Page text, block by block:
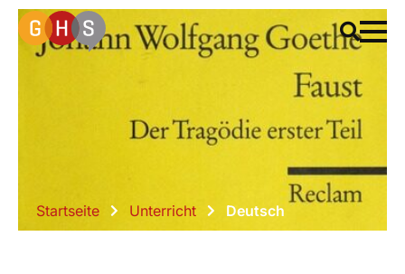
Startseite Unterricht Deutsch